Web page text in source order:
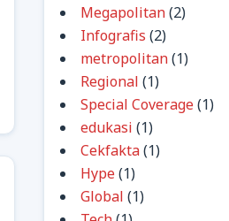
Megapolitan(2)
Infografis (2)
metropolitan(1)
Regional (1)
Special Coverage(1)
edukasi (1)
Cekfakta(1)
Hype(1)
Global (1)